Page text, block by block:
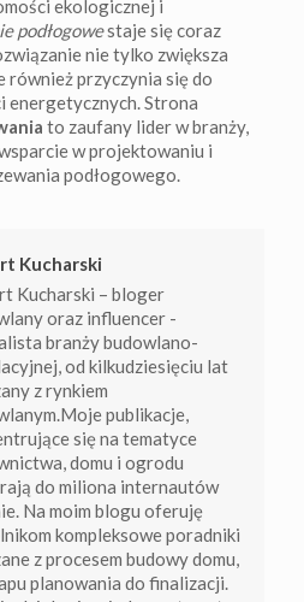
ekologicznej i
podłogowestaje się coraz
nie tylko zwiększa
również przyczynia się do
energetycznych. Strona
to zaufany lider w branży,
w projektowaniu i
podłogowego.
Kucharski
Kucharski – bloger
oraz influencer -
branży budowlano-
od kilkudziesięciu lat
z rynkiem
publikacje,
się na tematyce
domu i ogrodu
do miliona internautów
Na moim blogu oferuję
kompleksowe poradniki
z procesem budowy domu,
planowania do finalizacji.